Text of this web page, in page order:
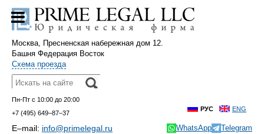
РУС ENG
WhatsApp Telegram
Москва, Пресненская набережная дом 12.
Башня Федерация Восток
Схема проезда
Пн-Пт с 10:00 до 20:00
+7 (495) 649–87–37
E–mail: info@primelegal.ru